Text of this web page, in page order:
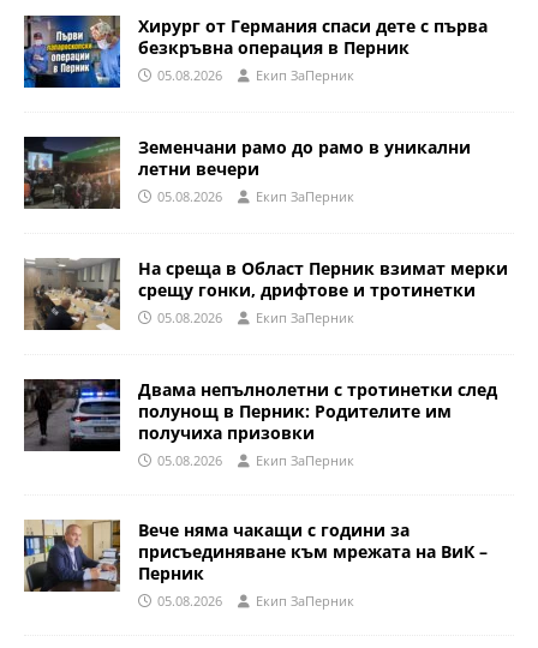
Хирург от Германия спаси дете с първа
безкръвна операция в Перник
05.08.2026 Eкип ЗаПерник
Земенчани рамо до рамо в уникални
летни вечери
05.08.2026 Eкип ЗаПерник
На среща в Област Перник взимат мерки
срещу гонки, дрифтове и тротинетки
05.08.2026 Eкип ЗаПерник
Двама непълнолетни с тротинетки след
полунощ в Перник: Родителите им
получиха призовки
05.08.2026 Eкип ЗаПерник
Вече няма чакащи с години за
присъединяване към мрежата на ВиК –
Перник
05.08.2026 Eкип ЗаПерник